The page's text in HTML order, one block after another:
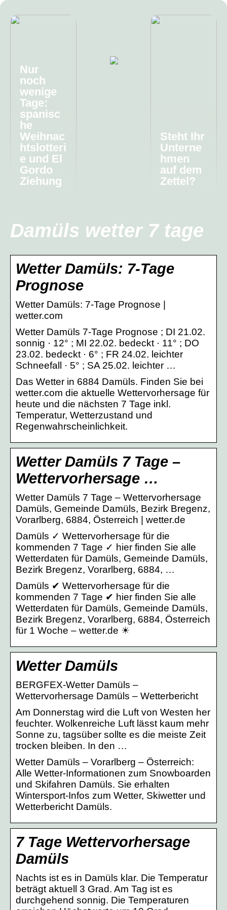
Nur
noch
wenige
Tage:
spanisc
he
Weihnac
htslotteri
e und El
Gordo
Ziehung
Steht Ihr
Unterne
hmen
auf dem
Zettel?
Damüls wetter 7 tage
Wetter Damüls: 7-Tage
Prognose
Wetter Damüls: 7-Tage Prognose |
wetter.com
Wetter Damüls 7-Tage Prognose ; DI 21.02.
sonnig · 12° ; MI 22.02. bedeckt · 11° ; DO
23.02. bedeckt · 6° ; FR 24.02. leichter
Schneefall · 5° ; SA 25.02. leichter …
Das Wetter in 6884 Damüls. Finden Sie bei
wetter.com die aktuelle Wettervorhersage für
heute und die nächsten 7 Tage inkl.
Temperatur, Wetterzustand und
Regenwahrscheinlichkeit.
Wetter Damüls 7 Tage –
Wettervorhersage …
Wetter Damüls 7 Tage – Wettervorhersage
Damüls, Gemeinde Damüls, Bezirk Bregenz,
Vorarlberg, 6884, Österreich | wetter.de
Damüls ✓ Wettervorhersage für die
kommenden 7 Tage ✓ hier finden Sie alle
Wetterdaten für Damüls, Gemeinde Damüls,
Bezirk Bregenz, Vorarlberg, 6884, …
Damüls ✔ Wettervorhersage für die
kommenden 7 Tage ✔ hier finden Sie alle
Wetterdaten für Damüls, Gemeinde Damüls,
Bezirk Bregenz, Vorarlberg, 6884, Österreich
für 1 Woche – wetter.de ☀
Wetter Damüls
BERGFEX-Wetter Damüls –
Wettervorhersage Damüls – Wetterbericht
Am Donnerstag wird die Luft von Westen her
feuchter. Wolkenreiche Luft lässt kaum mehr
Sonne zu, tagsüber sollte es die meiste Zeit
trocken bleiben. In den …
Wetter Damüls – Vorarlberg – Österreich:
Alle Wetter-Informationen zum Snowboarden
und Skifahren Damüls. Sie erhalten
Wintersport-Infos zum Wetter, Skiwetter und
Wetterbericht Damüls.
7 Tage Wettervorhersage
Damüls
Nachts ist es in Damüls klar. Die Temperatur
beträgt aktuell 3 Grad. Am Tag ist es
durchgehend sonnig. Die Temperaturen